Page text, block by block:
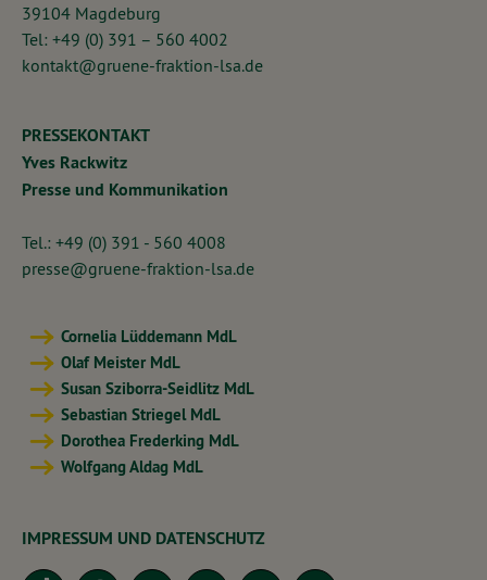
39104 Magdeburg
Tel: +49 (0) 391 – 560 4002
kontakt@gruene-fraktion-lsa.de
PRESSEKONTAKT
Yves Rackwitz
Presse und Kommunikation
Tel.: +49 (0) 391 - 560 4008
presse@gruene-fraktion-lsa.de
Cornelia Lüddemann MdL
Olaf Meister MdL
Susan Sziborra-Seidlitz MdL
Sebastian Striegel MdL
Dorothea Frederking MdL
Wolfgang Aldag MdL
IMPRESSUM UND DATENSCHUTZ